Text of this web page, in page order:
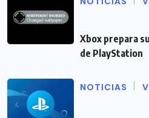
Xbox prepara
de PlayStation
NOTICIAS